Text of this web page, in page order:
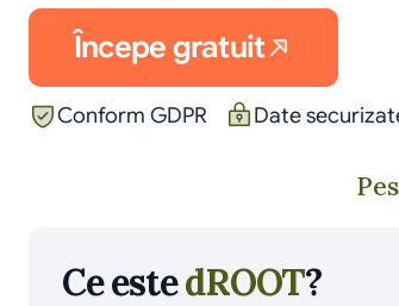
Începe gratuit
Conform GDPR Date
Ce este dROOT?